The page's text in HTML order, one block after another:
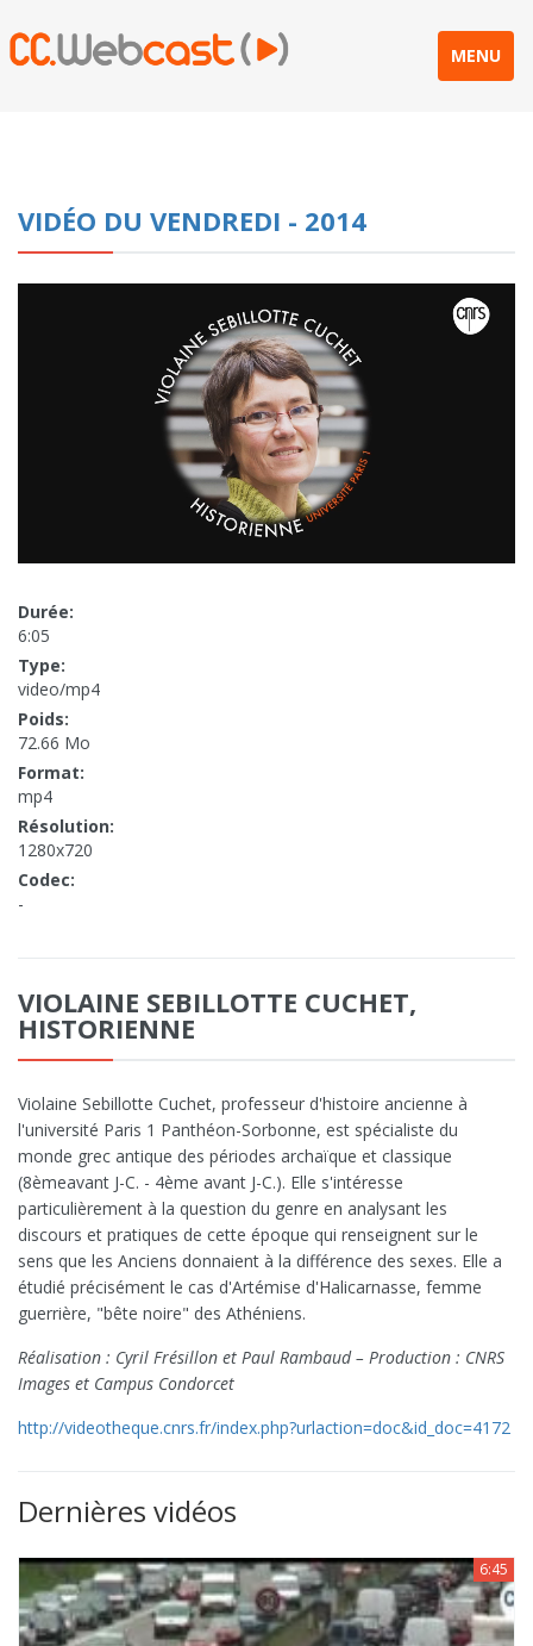
MENU
VIDÉO DU VENDREDI - 2014
Durée:
6:05
Type:
video/mp4
Poids:
72.66 Mo
Format:
mp4
Résolution:
1280x720
Codec:
-
VIOLAINE SEBILLOTTE CUCHET,
HISTORIENNE
Violaine Sebillotte Cuchet, professeur d'histoire ancienne à
l'université Paris 1 Panthéon-Sorbonne, est spécialiste du
monde grec antique des périodes archaïque et classique
(8èmeavant J-C. - 4ème avant J-C.). Elle s'intéresse
particulièrement à la question du genre en analysant les
discours et pratiques de cette époque qui renseignent sur le
sens que les Anciens donnaient à la différence des sexes. Elle a
étudié précisément le cas d'Artémise d'Halicarnasse, femme
guerrière, "bête noire" des Athéniens.
Réalisation : Cyril Frésillon et Paul Rambaud – Production : CNRS
Images et Campus Condorcet
http://videotheque.cnrs.fr/index.php?urlaction=doc&id_doc=4172
Dernières vidéos
6:45